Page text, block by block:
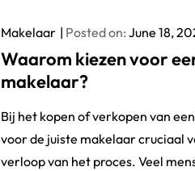
Makelaar Posted on:June 18,
Waarom kiezen voor
makelaar?
Bij het kopen of verkopen van
voor de juiste makelaar cruciaal
verloop van het proces. Veel